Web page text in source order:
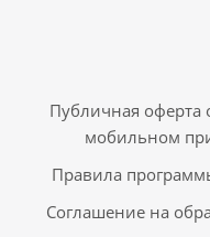
Публичная оферта
мобильном
Правила
Соглашение на